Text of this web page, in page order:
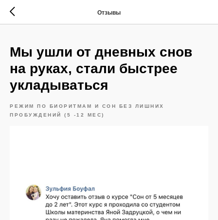
Отзывы
Мы ушли от дневных снов
на руках, стали быстрее
укладываться
РЕЖИМ ПО БИОРИТМАМ И СОН БЕЗ ЛИШНИХ
ПРОБУЖДЕНИЙ (5 -12 МЕС)